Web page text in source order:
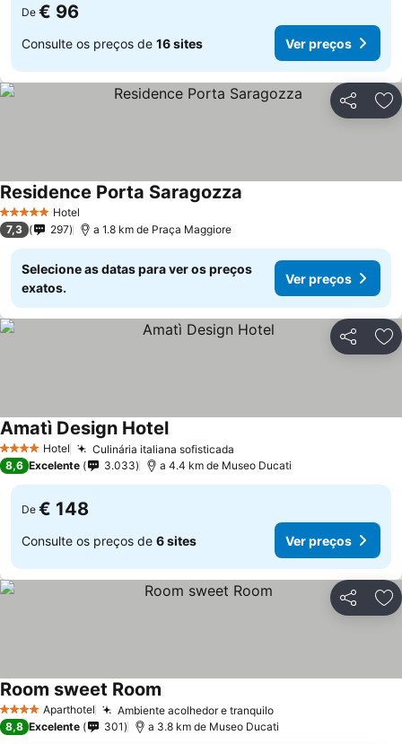
De € 96
Consulte os preços de 16 sites Ver preços
Partilhar
5 Estrelas Hotel
Residence Porta Saragozza
7,3 297 a 1.8 km de Praça Maggiore
Selecione as datas para ver os preços
exatos.
Ver preços
Partilhar
4 EstrelasHotel Culinária italiana sofisticada
Amatì Design Hotel
8,6 Excelente 3.033 a 4.4 km de Museo Ducati
De € 148
Consulte os preços de 6 sites Ver preços
Partilhar
4 EstrelasAparthotel Ambiente acolhedor e tranquilo
Room sweet Room
8,8 Excelente 301 a 3.8 km de Museo Ducati